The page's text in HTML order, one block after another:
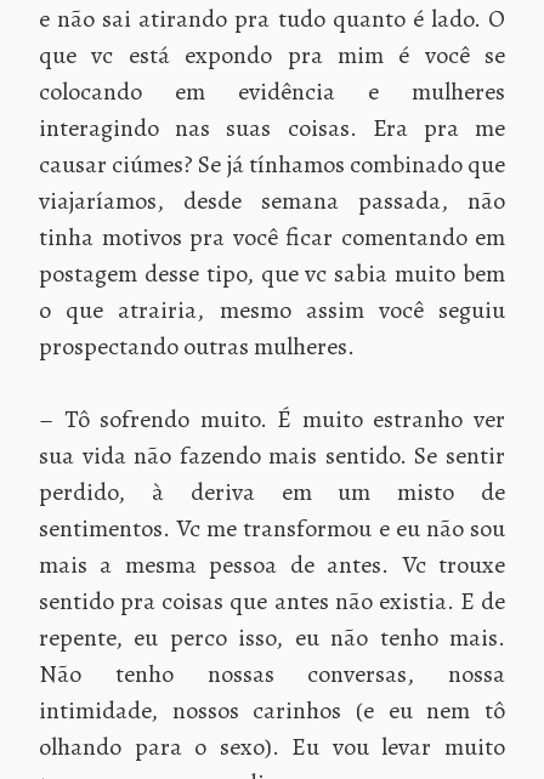
e não sai atirando pra tudo quanto é lado. O
que vc está expondo pra mim é você se
colocando em evidência e mulheres
interagindo nas suas coisas. Era pra me
causar ciúmes? Se já tínhamos combinado que
viajaríamos, desde semana passada, não
tinha motivos pra você ficar comentando em
postagem desse tipo, que vc sabia muito bem
o que atrairia, mesmo assim você seguiu
prospectando outras mulheres.
– Tô sofrendo muito. É muito estranho ver
sua vida não fazendo mais sentido. Se sentir
perdido, à deriva em um misto de
sentimentos. Vc me transformou e eu não sou
mais a mesma pessoa de antes. Vc trouxe
sentido pra coisas que antes não existia. E de
repente, eu perco isso, eu não tenho mais.
Não tenho nossas conversas, nossa
intimidade, nossos carinhos (e eu nem tô
olhando para o sexo). Eu vou levar muito